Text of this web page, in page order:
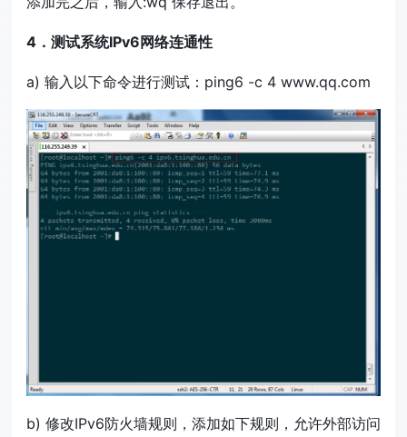
4．测试系统IPv6网络连通性
a) 输入以下命令进行测试：ping6 -c 4 www.qq.com
b) 修改IPv6防火墙规则，添加如下规则，允许外部访问